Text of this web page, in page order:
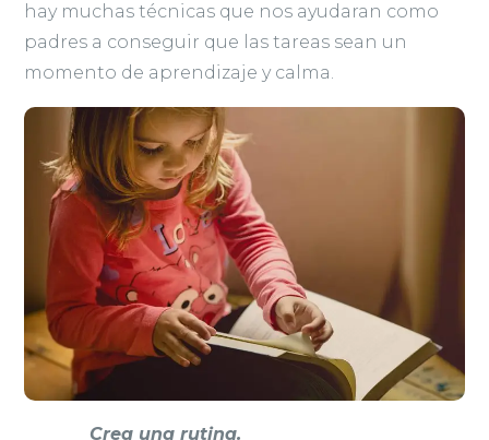
hay muchas técnicas que nos ayudaran como
padres a conseguir que las tareas sean un
momento de aprendizaje y calma.
Crea una rutina.